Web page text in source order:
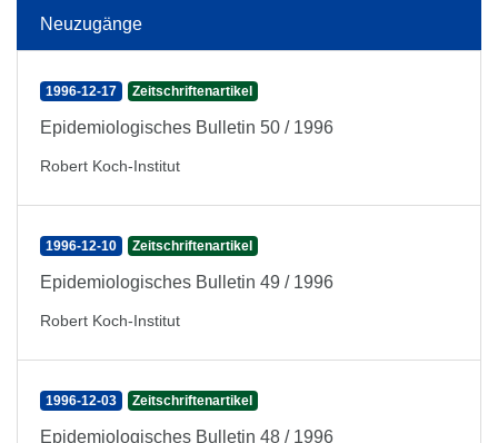
Neuzugänge
1996-12-17 Zeitschriftenartikel
Epidemiologisches Bulletin 50 / 1996
Robert Koch-Institut
1996-12-10 Zeitschriftenartikel
Epidemiologisches Bulletin 49 / 1996
Robert Koch-Institut
1996-12-03 Zeitschriftenartikel
Epidemiologisches Bulletin 48 / 1996